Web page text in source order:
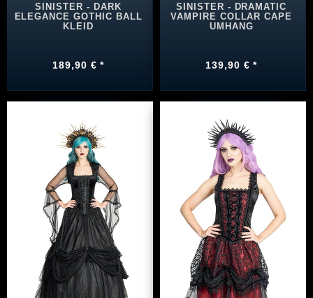
SINISTER - DARK
ELEGANCE GOTHIC BALL
KLEID
189,90 € *
SINISTER - DRAMATIC
VAMPIRE COLLAR CAPE
UMHANG
139,90 € *